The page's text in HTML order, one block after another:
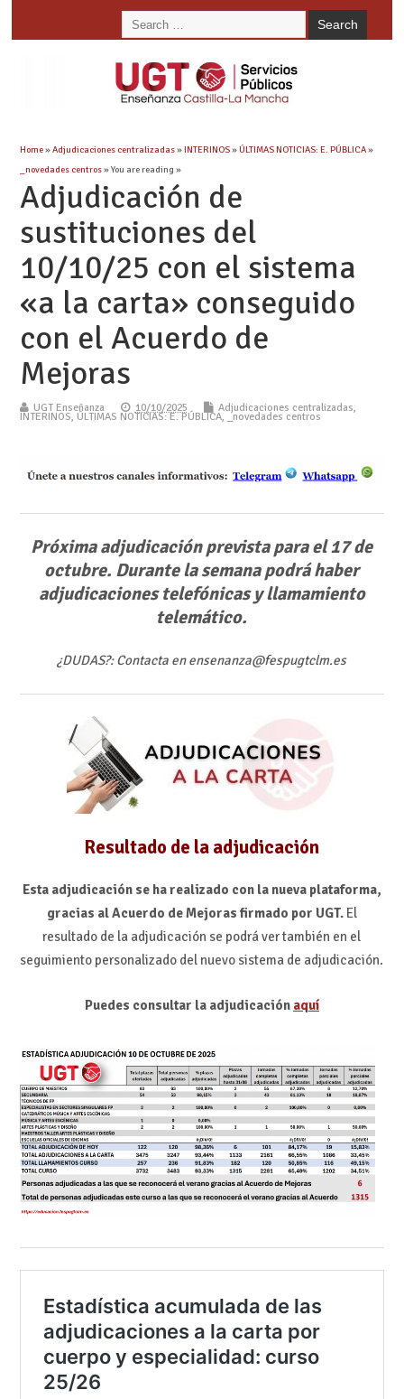
Home»Adjudicaciones centralizadas»INTERINOS»ÚLTIMAS NOTICIAS: E. PÚBLICA»
_novedades centros» You are reading »
Adjudicación de
sustituciones del
10/10/25 con el sistema
«a la carta» conseguido
con el Acuerdo de
Mejoras
UGT Enseñanza 10/10/2025 Adjudicaciones centralizadas,
INTERINOS, ÚLTIMAS NOTICIAS: E. PÚBLICA, _novedades centros
Próxima adjudicación prevista para el 17 de
octubre. Durante la semana podrá haber
adjudicaciones telefónicas y llamamiento
telemático.
¿DUDAS?: Contacta en ensenanza@fespugtclm.es
Resultado de la adjudicación
Esta adjudicación se ha realizado con la nueva plataforma,
gracias al Acuerdo de Mejoras firmado por UGT. El
resultado de la adjudicación se podrá ver también en el
seguimiento personalizado del nuevo sistema de adjudicación.
Puedes consultar la adjudicación aquí